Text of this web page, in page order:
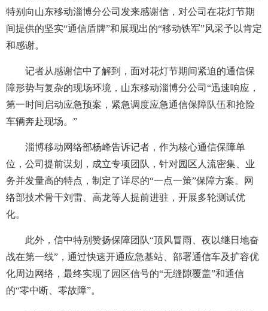
特别向山东移动淄博分公司发来感谢信，对公司在花灯节期
间提供的坚实“通信盾牌”和展现出的“移动铁军”风采予以肯定
和感谢。
记者从感谢信中了解到，面对花灯节期间紧迫的通信保
障形势与复杂的现场环境，山东移动淄博分公司“迅速响应，
第一时间启动应急预案，紧急调度应急通信保障队伍和抢险
车辆奔赴现场。”
淄博移动网络部杨峰告诉记者，作为核心通信保障单
位，公司提前谋划，成立专项团队，针对园区人流密集、业
务并发量高的特点，制定了详尽的“一点一策”保障方案。网
络部技术骨干刘雷、高龙等人提前进驻，开展多轮测试优
化。
此外，信中特别赞扬保障团队“顶风冒雨、夜以继日地奋
战在第一线”，通过快速开通应急基站、部署通信车及扩容优
化周边网络，最终实现了园区信号的“无缝隙覆盖”和通信
的“零中断、零故障”。